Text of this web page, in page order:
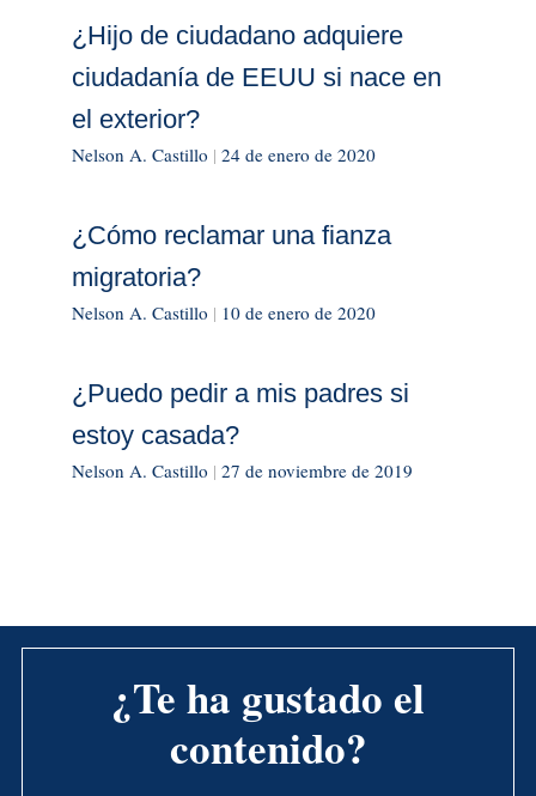
¿Hijo de ciudadano adquiere
ciudadanía de EEUU si nace en
el exterior?
Nelson A. Castillo | 24 de enero de 2020
¿Cómo reclamar una fianza
migratoria?
Nelson A. Castillo | 10 de enero de 2020
¿Puedo pedir a mis padres si
estoy casada?
Nelson A. Castillo | 27 de noviembre de 2019
¿Te ha gustado el
contenido?